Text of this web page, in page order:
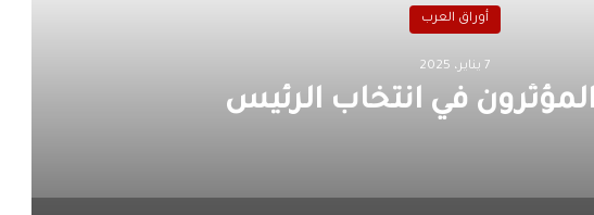
أوراق العرب
7 يناير، 2025
المؤثرون في انتخاب الرئيس